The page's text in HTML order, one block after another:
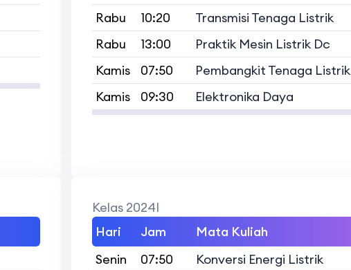
Rabu
10:20
Transmisi Tenaga Listrik
Rabu
13:00
Praktik Mesin Listrik Dc
Kamis
07:50
Pembangkit Tenaga Listrik
Kamis
09:30 Elektronika Daya
Kelas 2024I
Hari
Jam
Mata Kuliah
Senin
07:50
Konversi Energi Listrik